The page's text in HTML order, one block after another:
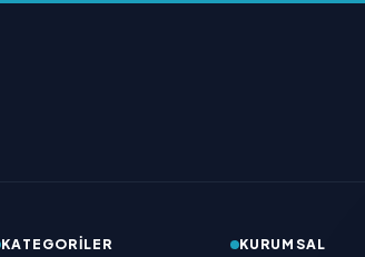
KATEGORILER KURUMSAL